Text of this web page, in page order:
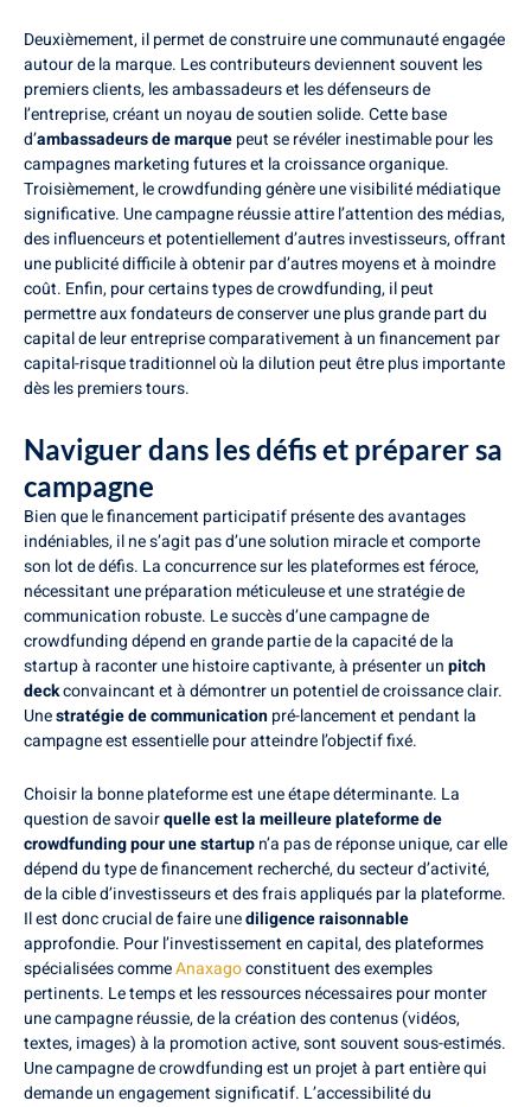
Deuxièmement, il permet de construire une communauté engagée
autour de la marque. Les contributeurs deviennent souvent les
premiers clients, les ambassadeurs et les défenseurs de
l’entreprise, créant un noyau de soutien solide. Cette base
d’ambassadeurs de marquepeut se révéler inestimable pour les
campagnes marketing futures et la croissance organique.
Troisièmement, le crowdfunding génère une visibilité médiatique
significative. Une campagne réussie attire l’attention des médias,
des influenceurs et potentiellement d’autres investisseurs, offrant
une publicité difficile à obtenir par d’autres moyens et à moindre
coût. Enfin, pour certains types de crowdfunding, il peut
permettre aux fondateurs de conserver une plus grande part du
capital de leur entreprise comparativement à un financement par
capital-risque traditionnel où la dilution peut être plus importante
dès les premiers tours.
Naviguer dans les défis et préparer sa
campagne
Bien que le financement participatif présente des avantages
indéniables, il ne s’agit pas d’une solution miracle et comporte
son lot de défis. La concurrence sur les plateformes est féroce,
nécessitant une préparation méticuleuse et une stratégie de
communication robuste. Le succès d’une campagne de
crowdfunding dépend en grande partie de la capacité de la
startup à raconter une histoire captivante, à présenter unpitch
deckconvaincant et à démontrer un potentiel de croissance clair.
Unestratégie de communicationpré-lancement et pendant la
campagne est essentielle pour atteindre l’objectif fixé.
Choisir la bonne plateforme est une étape déterminante. La
question de savoirquelle est la meilleure plateforme de
crowdfunding pour une startupn’a pas de réponse unique, car elle
dépend du type de financement recherché, du secteur d’activité,
de la cible d’investisseurs et des frais appliqués par la plateforme.
Il est donc crucial de faire unediligence raisonnable
approfondie. Pour l’investissement en capital, des plateformes
spécialisées commeAnaxagoconstituent des exemples
pertinents. Le temps et les ressources nécessaires pour monter
une campagne réussie, de la création des contenus (vidéos,
textes, images) à la promotion active, sont souvent sous-estimés.
Une campagne de crowdfunding est un projet à part entière qui
demande un engagement significatif. L’accessibilité du